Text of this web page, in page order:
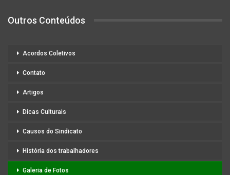
Outros Conteúdos
Acordos Coletivos
Contato
Artigos
Dicas Culturais
Causos do Sindicato
História dos trabalhadores
Galeria de Fotos